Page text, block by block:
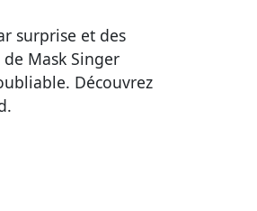
surprise et des
Mask Singer
Découvrez